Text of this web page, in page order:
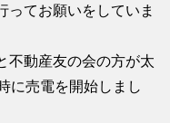
ってお願いをしていま
不動産友の会の方が太
に売電を開始しまし